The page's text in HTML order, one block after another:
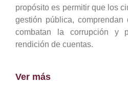
propósito es permitir que los
gestión pública,
combatan la corrupción y
rendición de cuentas.
Ver más